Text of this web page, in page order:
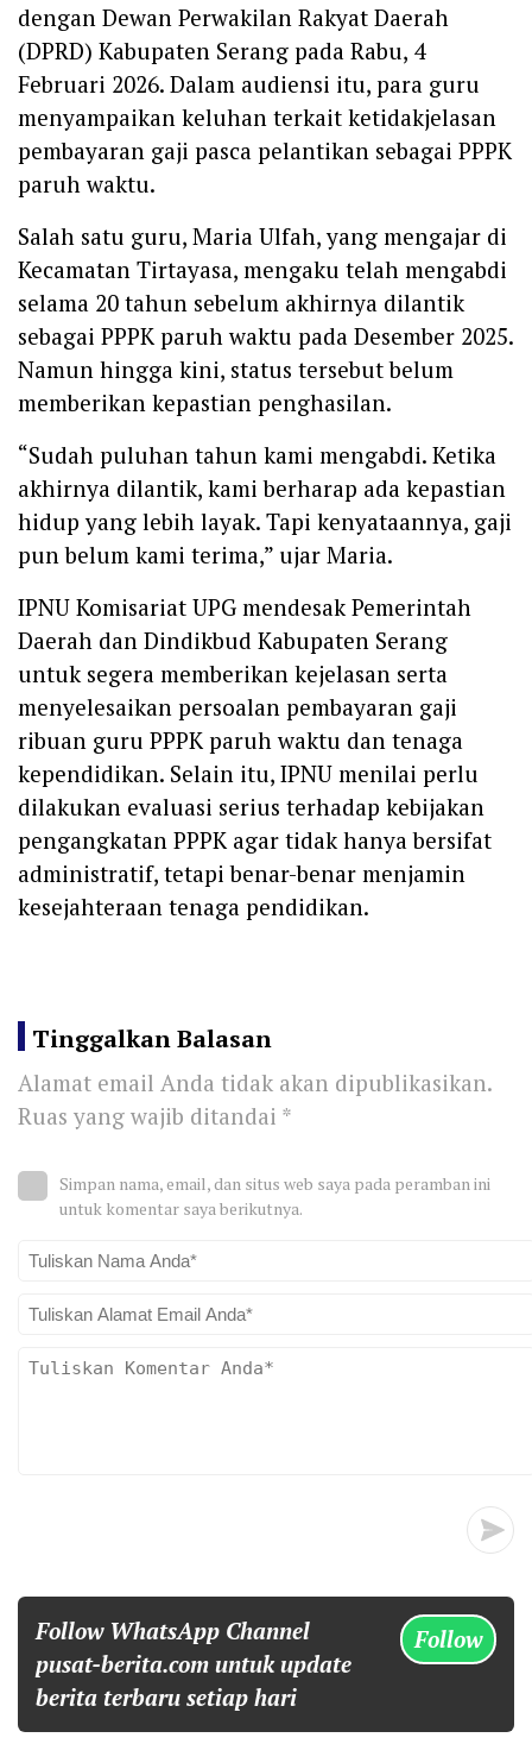
dengan Dewan Perwakilan Rakyat Daerah
(DPRD) Kabupaten Serang pada Rabu, 4
Februari 2026. Dalam audiensi itu, para guru
menyampaikan keluhan terkait ketidakjelasan
pembayaran gaji pasca pelantikan sebagai PPPK
paruh waktu.
Salah satu guru, Maria Ulfah, yang mengajar di
Kecamatan Tirtayasa, mengaku telah mengabdi
selama 20 tahun sebelum akhirnya dilantik
sebagai PPPK paruh waktu pada Desember 2025.
Namun hingga kini, status tersebut belum
memberikan kepastian penghasilan.
“Sudah puluhan tahun kami mengabdi. Ketika
akhirnya dilantik, kami berharap ada kepastian
hidup yang lebih layak. Tapi kenyataannya, gaji
pun belum kami terima,” ujar Maria.
IPNU Komisariat UPG mendesak Pemerintah
Daerah dan Dindikbud Kabupaten Serang
untuk segera memberikan kejelasan serta
menyelesaikan persoalan pembayaran gaji
ribuan guru PPPK paruh waktu dan tenaga
kependidikan. Selain itu, IPNU menilai perlu
dilakukan evaluasi serius terhadap kebijakan
pengangkatan PPPK agar tidak hanya bersifat
administratif, tetapi benar-benar menjamin
kesejahteraan tenaga pendidikan.
Tinggalkan Balasan
Alamat email Anda tidak akan dipublikasikan.
Ruas yang wajib ditandai *
Simpan nama, email, dan situs web saya pada peramban ini
untuk komentar saya berikutnya.
Follow WhatsApp Channel
pusat-berita.com untuk update
berita terbaru setiap hari
Follow